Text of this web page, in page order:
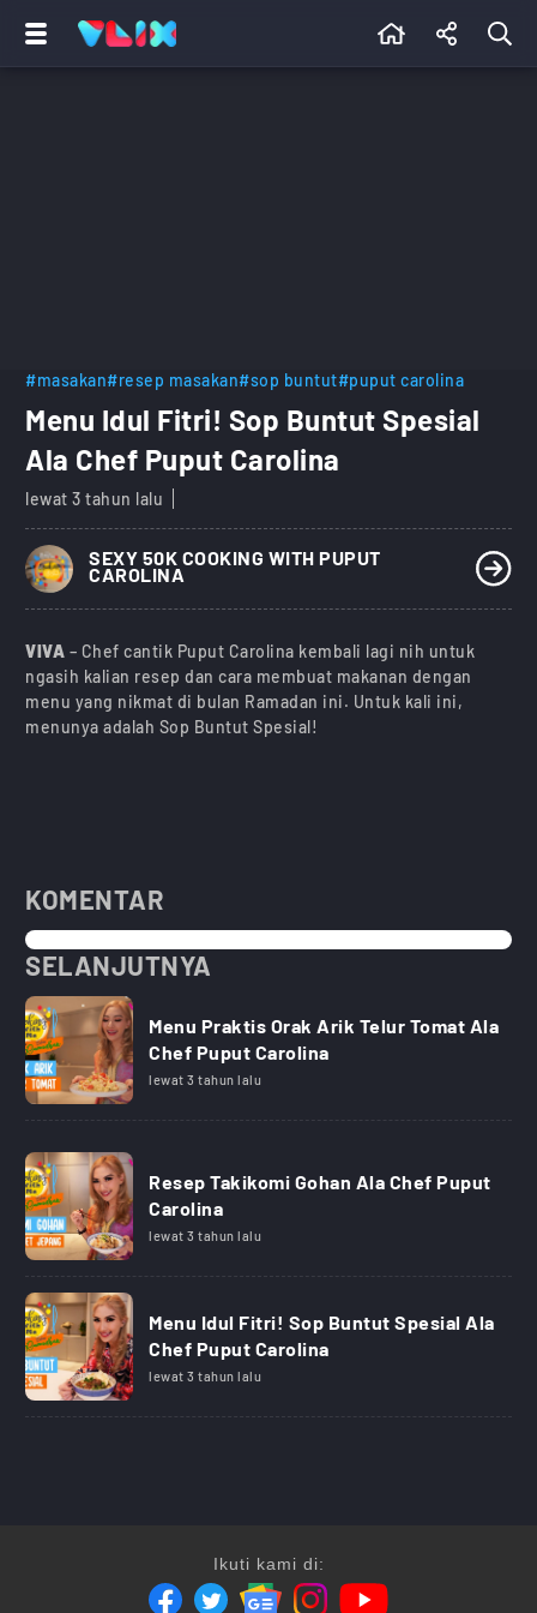
#masakan#resep masakan#sop buntut#puput carolina
Menu Idul Fitri! Sop Buntut Spesial
Ala Chef Puput Carolina
lewat 3 tahun lalu
SEXY 50K COOKING WITH PUPUT
CAROLINA
VIVA – Chef cantik Puput Carolina kembali lagi nih untuk
ngasih kalian resep dan cara membuat makanan dengan
menu yang nikmat di bulan Ramadan ini. Untuk kali ini,
menunya adalah Sop Buntut Spesial!
KOMENTAR
SELANJUTNYA
Menu Praktis Orak Arik Telur Tomat Ala
Chef Puput Carolina
lewat 3 tahun lalu
Resep Takikomi Gohan Ala Chef Puput
Carolina
lewat 3 tahun lalu
Menu Idul Fitri! Sop Buntut Spesial Ala
Chef Puput Carolina
lewat 3 tahun lalu
Ikuti kami di: